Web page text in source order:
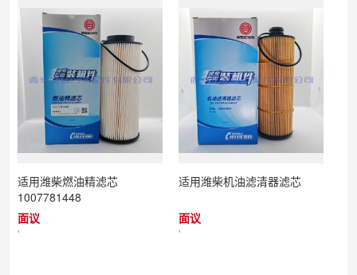
适用潍柴燃油精滤芯
1007781448
面议
'
适用潍柴机油滤清器滤芯
面议
'